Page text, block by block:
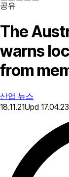
공유
The
warns
from
산업 뉴스
18.11.21Upd 17.04.23